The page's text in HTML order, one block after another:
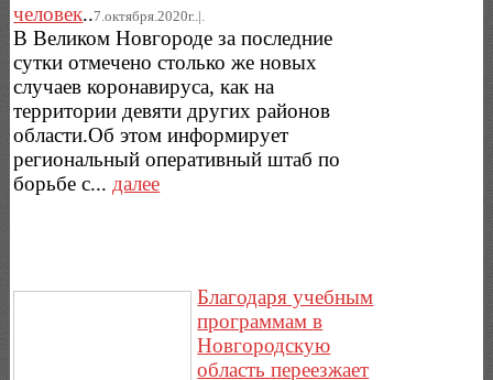
человек..7.октября.2020г..|.
В Великом Новгороде за последние
сутки отмечено столько же новых
случаев коронавируса, как на
территории девяти других районов
области.Об этом информирует
региональный оперативный штаб по
борьбе с... далее
Благодаря учебным
программам в
Новгородскую
область переезжает